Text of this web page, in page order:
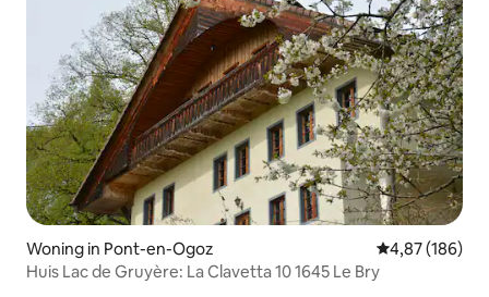
Woning in Pont-en-Ogoz Gemiddelde
4,87 (186)
Huis Lac de Gruyère: La Clavetta 10 1645 Le Bry